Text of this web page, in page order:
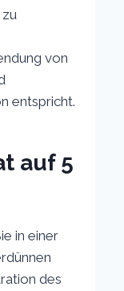
von
entspricht.
auf 5
in einer
des